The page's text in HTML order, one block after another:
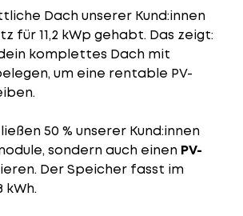
Dach unserer Kund:innen
für 11,2 kWp gehabt. Das zeigt:
komplettes Dach mit
um eine rentable PV-
50 % unserer Kund:innen
sondern auch einen PV-
Der Speicher fasst im
kWh.